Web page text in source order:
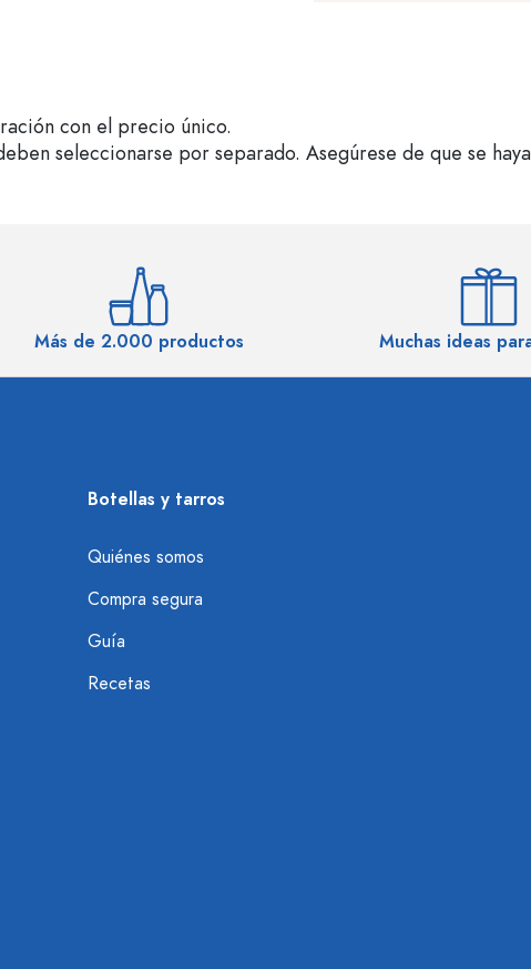
con el precio único.
seleccionarse por separado. Asegúrese de que se
Más de 2.000 productos Muchas ideas
Botellas y tarros
Quiénes somos
Compra segura
Guía
Recetas